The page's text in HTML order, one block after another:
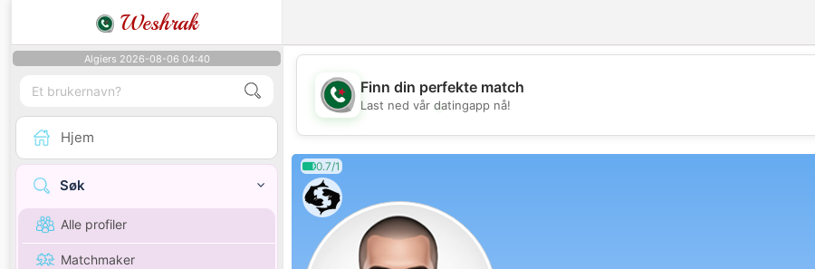
Weshrak
Algiers 2026-08-06 04:40
Hjem
Søk
Alle profiler
Matchmaker
💖
Finn din perfekte match
Last ned vår datingapp nå!
0.7/1